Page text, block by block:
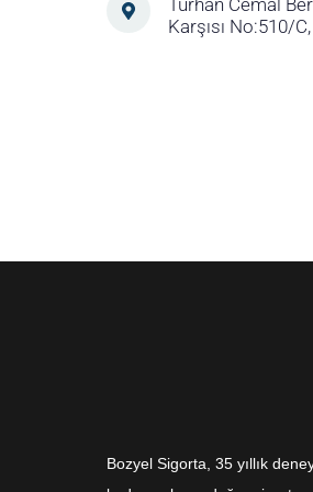
Turhan Cemal
Karşısı No:510/
Bozyel Sigorta, 35 yıllık